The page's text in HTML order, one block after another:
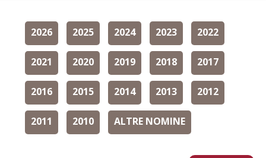
2026 2025 2024 2023 2022
2021 2020 2019 2018 2017
2016 2015 2014 2013 2012
2011 2010 ALTRE NOMINE